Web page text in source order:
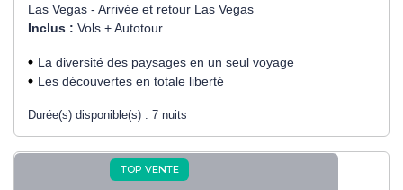
Las Vegas - Arrivée et retour Las Vegas
Inclus : Vols + Autotour
La diversité des paysages en un seul voyage
Les découvertes en totale liberté
Durée(s) disponible(s) : 7 nuits
TOP VENTE